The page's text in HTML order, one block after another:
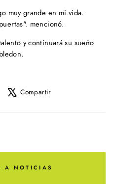
muy grande en mi vida.
mencionó.
y continuará su sueño
CompartirCompartir
X
A NOTICIAS